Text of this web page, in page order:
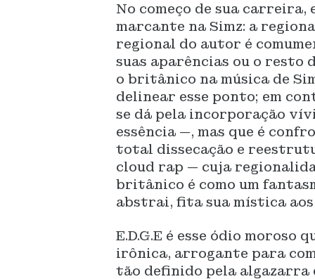
No começo de sua
marcante na Simz: a
regional do autor é
suas aparências ou o resto
o britânico na música de
delinear esse ponto; em
se dá pela incorporação
essência —, mas que é
total dissecação e
cloud rap — cuja
britânico é como um
abstrai, fita sua mística
E.D.G.E é esse ódio
irônica, arrogante para
tão definido pela algazarra